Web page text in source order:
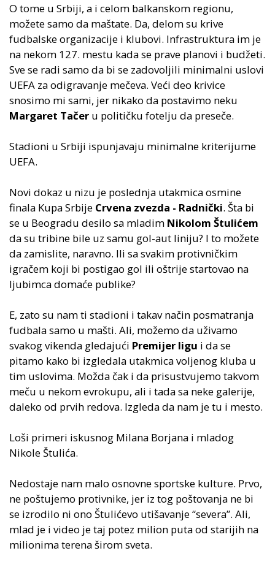
O tome u Srbiji, a i celom balkanskom regionu,
možete samo da maštate. Da, delom su krive
fudbalske organizacije i klubovi. Infrastruktura im je
na nekom 127. mestu kada se prave planovi i budžeti.
Sve se radi samo da bi se zadovoljili minimalni uslovi
UEFA za odigravanje mečeva. Veći deo krivice
snosimo mi sami, jer nikako da postavimo neku
Margaret Tačer u političku fotelju da preseče.
Stadioni u Srbiji ispunjavaju minimalne kriterijume
UEFA.
Novi dokaz u nizu je poslednja utakmica osmine
finala Kupa Srbije Crvena zvezda - Radnički. Šta bi
se u Beogradu desilo sa mladim Nikolom Štulićem
da su tribine bile uz samu gol-aut liniju? I to možete
da zamislite, naravno. Ili sa svakim protivničkim
igračem koji bi postigao gol ili oštrije startovao na
ljubimca domaće publike?
E, zato su nam ti stadioni i takav način posmatranja
fudbala samo u mašti. Ali, možemo da uživamo
svakog vikenda gledajući Premijer ligu i da se
pitamo kako bi izgledala utakmica voljenog kluba u
tim uslovima. Možda čak i da prisustvujemo takvom
meču u nekom evrokupu, ali i tada sa neke galerije,
daleko od prvih redova. Izgleda da nam je tu i mesto.
Loši primeri iskusnog Milana Borjana i mladog
Nikole Štulića.
Nedostaje nam malo osnovne sportske kulture. Prvo,
ne poštujemo protivnike, jer iz tog poštovanja ne bi
se izrodilo ni ono Štulićevo utišavanje “severa”. Ali,
mlad je i video je taj potez milion puta od starijih na
milionima terena širom sveta.